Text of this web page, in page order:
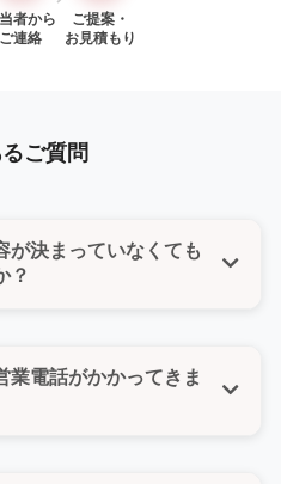
者から
ご連絡
ご提案・
お見積もり
ご質問
が決まっていなくても
？
だけでもいいのかな」そん
どんな小さなご相談でもお
業電話がかかってきま